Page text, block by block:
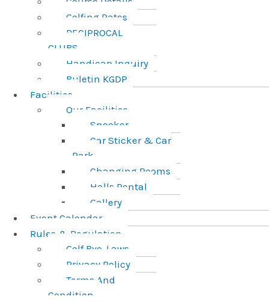
Golfing Rates
RECIPROCAL
CLUBS
Handicap Inquiry
Buletin KGDP
Facilities
Our Facilities
Snooker
Car Sticker & Car
Park
Changing Rooms
Halls Rental
Gallery
Event Calendar
Rules & Regulation
Golf Bye-Laws
Privacy Policy
Terms And
Condition